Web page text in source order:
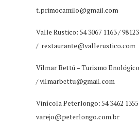
t.primocamilo@gmail.com
Valle Rustico: 54 3067 1163 /
/ restaurante@vallerustico.com
Vilmar Bettú – Turismo
/vilmarbettu@gmail.com
Vinícola Peterlongo: 54 3462
varejo@peterlongo.com.br